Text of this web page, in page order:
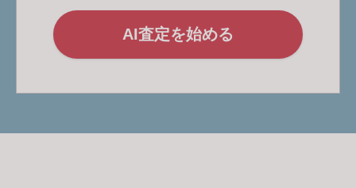
AI査定を始める